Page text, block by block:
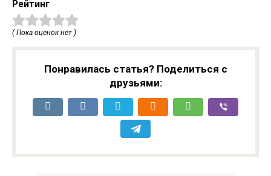
Рейтинг
( Пока оценок нет )
Понравилась статья? Поделиться с
друзьями: